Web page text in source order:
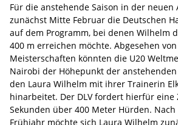
Für die anstehende Saison in der neuen
zunächst Mitte Februar die Deutschen
auf dem Programm, bei denen Wilhelm
400 m erreichen möchte. Abgesehen
Meisterschaften könnten die U20
Nairobi der Höhepunkt der
den Laura Wilhelm mit ihrer Trainerin
hinarbeitet. Der DLV fordert hierfür eine
Sekunden über 400 Meter Hürden.
Frühjahr möchte sich Laura Wilhelm